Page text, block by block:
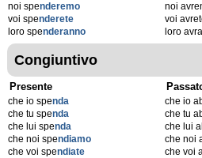
noi spenderemo
voi spenderete
loro spenderanno
noi
voi
loro
Congiuntivo
Presente
che io spenda
che tu spenda
che lui spenda
che noi spendiamo
che voi spendiate
che io
che tu
che lui
che noi
che voi